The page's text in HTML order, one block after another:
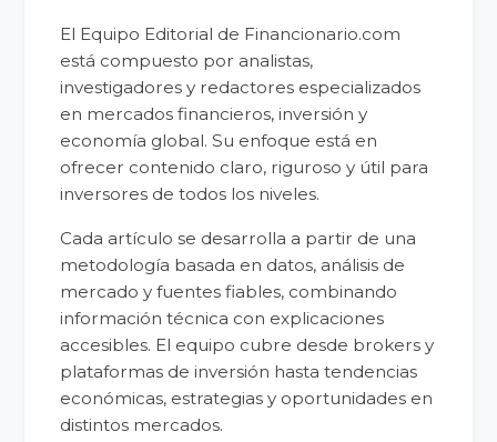
El Equipo Editorial de Financionario.com
está compuesto por analistas,
investigadores y redactores especializados
en mercados financieros, inversión y
economía global. Su enfoque está en
ofrecer contenido claro, riguroso y útil para
inversores de todos los niveles.
Cada artículo se desarrolla a partir de una
metodología basada en datos, análisis de
mercado y fuentes fiables, combinando
información técnica con explicaciones
accesibles. El equipo cubre desde brokers y
plataformas de inversión hasta tendencias
económicas, estrategias y oportunidades en
distintos mercados.